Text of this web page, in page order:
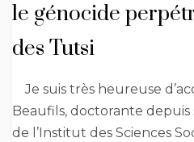
le génocide
des Tutsi
Je suis très heureuse
Beaufils, doctorante
de l’Institut des Sciences